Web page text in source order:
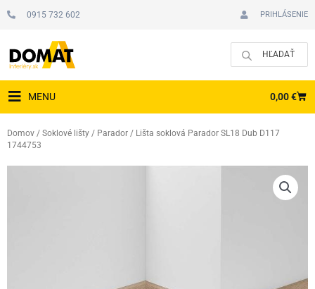
0915 732 602 PRIHLÁSENIE
MENU 0,00€
Domov / Soklové lišty / Parador / Lišta soklová Parador SL18 Dub D117
1744753